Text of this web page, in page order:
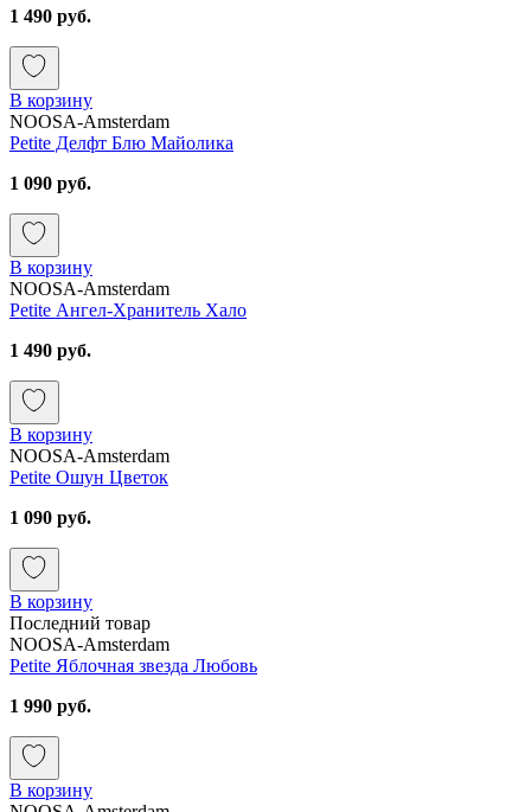
1 490 руб.
В корзину
NOOSA-Amsterdam
Petite Делфт Блю Майолика
1 090 руб.
В корзину
NOOSA-Amsterdam
Petite Ангел-Хранитель Хало
1 490 руб.
В корзину
NOOSA-Amsterdam
Petite Ошун Цветок
1 090 руб.
В корзину
Последний товар
NOOSA-Amsterdam
Petite Яблочная звезда Любовь
1 990 руб.
В корзину